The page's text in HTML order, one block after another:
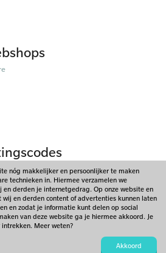
Love kortingscodes
- Nederland. Onderdeel van Scoupr.com
nóg makkelijker en persoonlijker te maken
technieken in. Hiermee verzamelen we
en derden je internetgedrag. Op onze website en
en derden content of advertenties kunnen laten
en zodat je informatie kunt delen op social
van deze website ga je hiermee akkoord. Je
Meer weten?
Akkoord